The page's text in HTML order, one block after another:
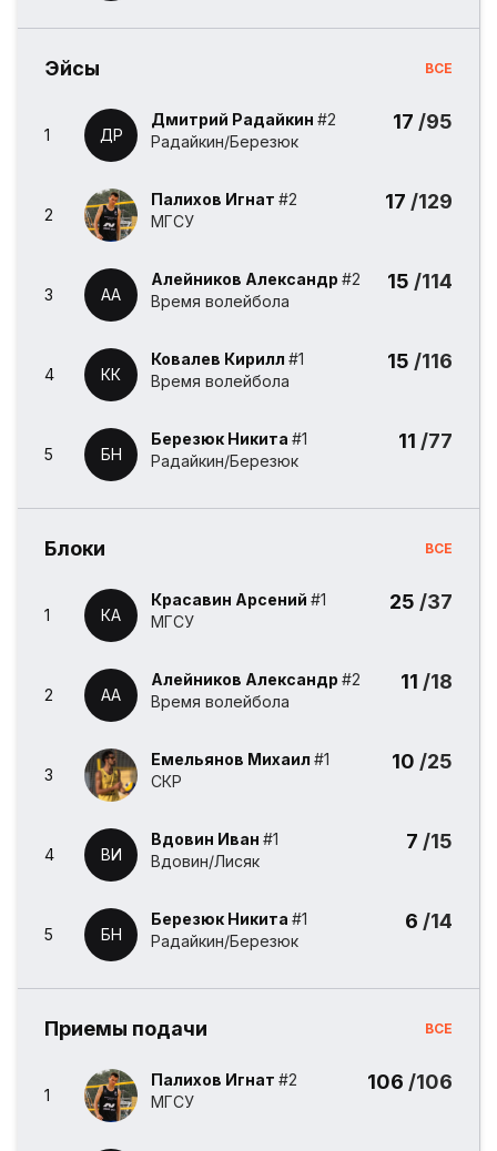
Эйсы ВСЕ
1 ДР
Дмитрий Радайкин #2
Радайкин/Березюк
17 /95
2
Палихов Игнат #2
МГСУ
17 /129
3 АА
Алейников Александр #2
Время волейбола
15 /114
4 КК
Ковалев Кирилл #1
Время волейбола
15 /116
5 БН
Березюк Никита #1
Радайкин/Березюк
11 /77
Блоки ВСЕ
1 КА
Красавин Арсений #1
МГСУ
25 /37
2 АА
Алейников Александр #2
Время волейбола
11 /18
3
Емельянов Михаил #1
СКР
10 /25
4 ВИ
Вдовин Иван #1
Вдовин/Лисяк
7 /15
5 БН
Березюк Никита #1
Радайкин/Березюк
6 /14
Приемы подачи ВСЕ
1
Палихов Игнат #2
МГСУ
106 /106